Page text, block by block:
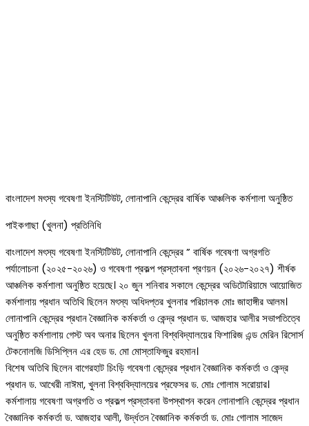
বাংলাদেশ মৎস্য গবেষণা ইনস্টিটিউট, লোনাপানি কেন্দ্রের বার্ষিক আঞ্চলিক কর্মশালা অনুষ্ঠিত
পাইকগাছা (খুলনা) প্রতিনিধি
বাংলাদেশ মৎস্য গবেষণা ইনস্টিটিউট, লোনাপানি কেন্দ্রের ” বার্ষিক গবেষণা অগ্রগতি
পর্যালোচনা (২০২৫-২০২৬) ও গবেষণা প্রকল্প প্রস্তাবনা প্রণয়ন (২০২৬-২০২৭) শীর্ষক
আঞ্চলিক কর্মশালা অনুষ্ঠিত হয়েছে। ২০ জুন শনিবার সকালে কেন্দ্রের অডিটোরিয়ামে আয়োজিত
কর্মশালায় প্রধান অতিথি ছিলেন মৎস্য অধিদপ্তর খুলনার পরিচালক মোঃ জাহাঙ্গীর আলম।
লোনাপানি কেন্দ্রের প্রধান বৈজ্ঞানিক কর্মকর্তা ও কেন্দ্র প্রধান ড. আজহার আলীর সভাপতিত্বে
অনুষ্ঠিত কর্মশালায় গেস্ট অব অনার ছিলেন খুলনা বিশ্ববিদ্যালয়ের ফিশারিজ এন্ড মেরিন রিসোর্স
টেকনোলজি ডিসিপ্লিন এর হেড ড. মো মোস্তাফিজুর রহমান।
বিশেষ অতিথি ছিলেন বাগেরহাট চিংড়ি গবেষণা কেন্দ্রের প্রধান বৈজ্ঞানিক কর্মকর্তা ও কেন্দ্র
প্রধান ড. আখেরী নাঈমা, খুলনা বিশ্ববিদ্যালয়ের প্রফেসর ড. মোঃ গোলাম সরোয়ার।
কর্মশালায় গবেষণা অগ্রগতি ও প্রকল্প প্রস্তাবনা উপস্থাপন করেন লোনাপানি কেন্দ্রের প্রধান
বৈজ্ঞানিক কর্মকর্তা ড. আজহার আলী, উর্দ্ধতন বৈজ্ঞানিক কর্মকর্তা ড. মোঃ গোলাম সাজেদ